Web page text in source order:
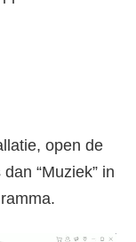
open de
“Muziek” in